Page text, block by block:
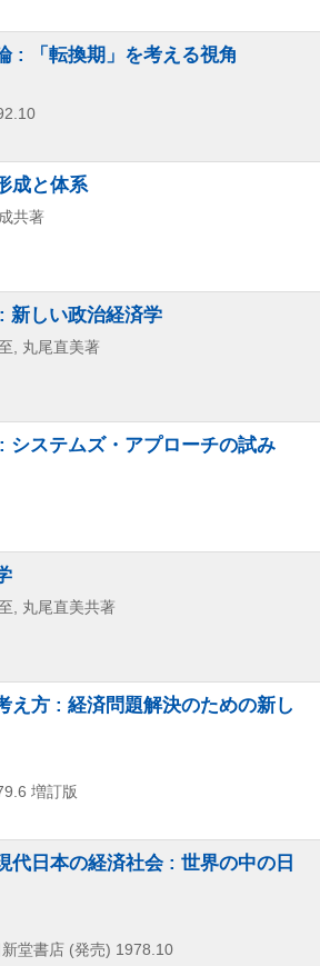
: 「転換期」を考える視角
成と体系
共著
新しい政治経済学
, 丸尾直美著
システムズ・アプローチの試み
, 丸尾直美共著
え方 : 経済問題解決のための新し
増訂版
代日本の経済社会 : 世界の中の日
堂書店 (発売) 1978.10